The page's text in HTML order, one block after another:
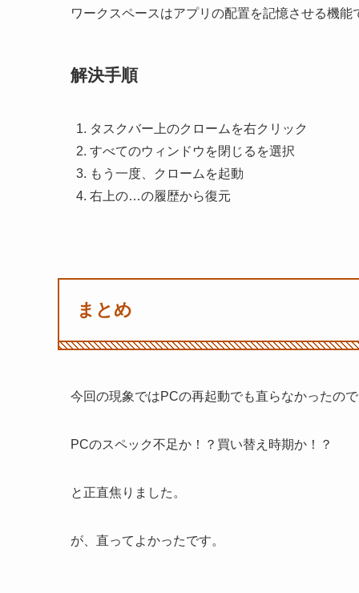
ワークスペースはアプリの配置を記憶させる機
解決手順
タスクバー上のクロームを右クリック
すべてのウィンドウを閉じるを選択
もう一度、クロームを起動
右上の…の履歴から復元
まとめ
今回の現象ではPCの再起動でも直らなかったの
PCのスペック不足か！？買い替え時期か！？
と正直焦りました。
が、直ってよかったです。